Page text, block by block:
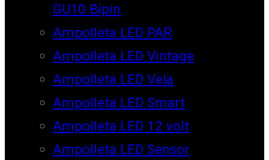
GU10 Bipin
Ampolleta LED PAR
Ampolleta LED Vintage
Ampolleta LED Vela
Ampolleta LED Smart
Ampolleta LED 12 volt
Ampolleta LED Sensor